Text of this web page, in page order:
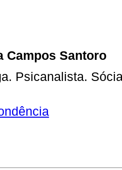
Campos Santoro
Psicanalista.